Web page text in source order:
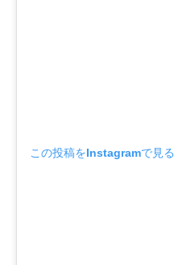
この投稿をInstagramで見る